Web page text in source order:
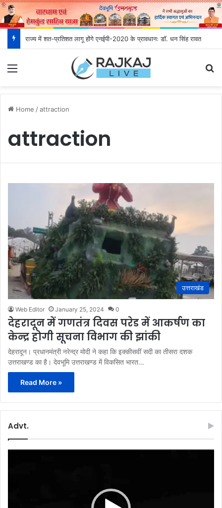
राज्य में शत-प्रतिशत लागू होंगे एनईपी-2020 के प्रावधानः डाॅ. धन सिंह रावत
Home /attraction
attraction
उत्तराखंड
Web Editor January 25, 2024 0
देहरादून में गणतंत्र दिवस परेड में आकर्षण का
केन्द्र होगी सूचना विभाग की झांकी
देहरादून। प्रधानमंत्री नरेन्द्र मोदी ने कहा कि इक्कीसवीं सदी का तीसरा दशक
उत्तराखण्ड का है। देवभूमि उत्तराखण्ड में विकसित भारत…
Read More »
Advt.